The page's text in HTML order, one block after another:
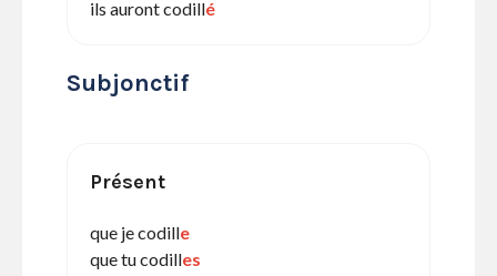
ils auront codillé
Subjonctif
Présent
que je codille
que tu codilles